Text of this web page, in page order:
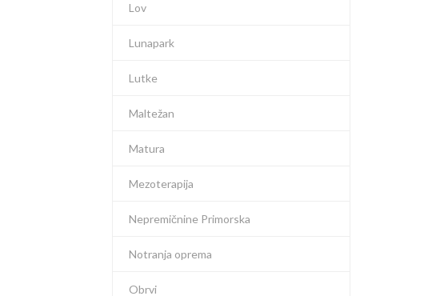
Lov
Lunapark
Lutke
Maltežan
Matura
Mezoterapija
Nepremičnine Primorska
Notranja oprema
Obrvi